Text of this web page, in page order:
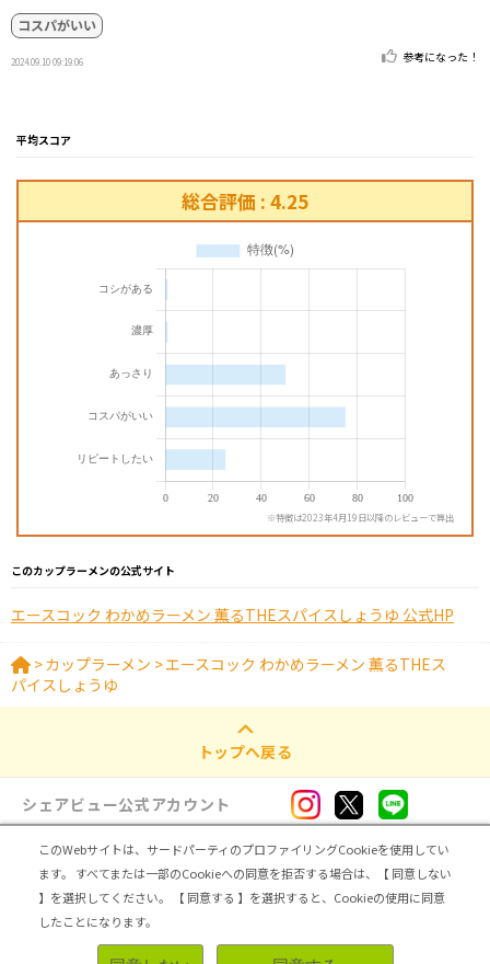
コスパがいい
2024.09.10 09:19:06 参考になった！
平均スコア
総合評価 : 4.25
※特徴は2023年4月19日以降のレビューで算出
このカップラーメンの公式サイト
エースコック わかめラーメン 薫るTHEスパイスしょうゆ 公式HP
>カップラーメン >エースコック わかめラーメン 薫るTHEス
パイスしょうゆ
トップへ戻る
シェアビュー公式アカウント
ログイン・新規登録
トップ | シェアビューとは レビュアー向け シェアビューインタビュー | カテゴリ一覧
運営会社 | 個人情報の取扱いについて
このWebサイトは、サードパーティのプロファイリングCookieを使用してい
ます。
すべてまたは一部のCookieへの同意を拒否する場合は、【 同意しない
】を選択してください。
【 同意する 】を選択すると、Cookieの使用に同意
したことになります。